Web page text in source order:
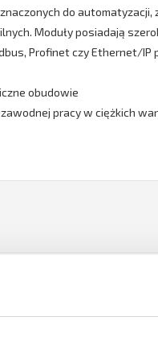
do
Moduły posiadają
Profinet czy Ethernet/
obudowie
pracy w ciężkich